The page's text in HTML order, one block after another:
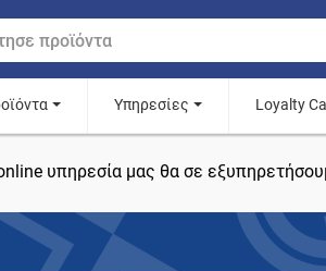
Υπηρεσίες Loyalty
υπηρεσία μας θα σε